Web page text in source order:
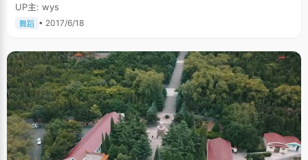
UP主: wys
舞蹈 • 2017/6/18